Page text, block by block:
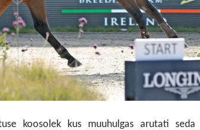
koosolek kus muuhulgas arutati